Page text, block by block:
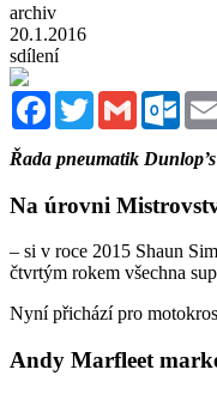
archiv
20.1.2016
sdílení
FacebookTwitterGmail
Řada pneumatik
Na úrovni
– si v roce 2015 Shaun
čtvrtým rokem všechna
Nyní přichází pro
Andy Marfleet